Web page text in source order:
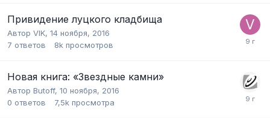
Привидение луцкого кладбища
Автор VIK, 14 ноября, 2016
7 ответов 8k просмотров
Новая книга: «Звездные камни»
Автор Butoff, 10 ноября, 2016
0 ответов 7,5k просмотра